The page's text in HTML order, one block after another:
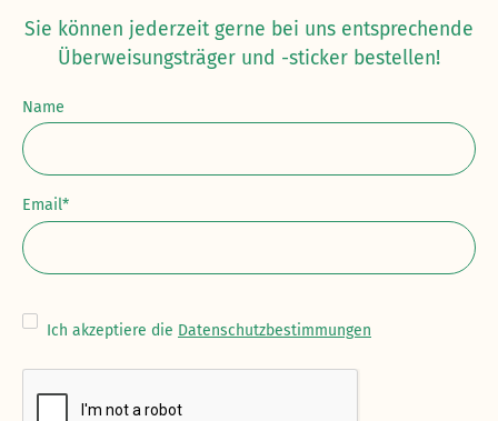
Sie können jederzeit gerne bei uns entsprechende
Überweisungsträger und -sticker bestellen!
Name
Email*
Ich akzeptiere die Datenschutzbestimmungen